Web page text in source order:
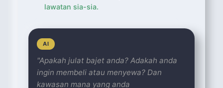
lawatan sia-sia.
AI
"Apakah julat bajet anda? Adakah anda
ingin membeli atau menyewa? Dan
kawasan mana yang anda